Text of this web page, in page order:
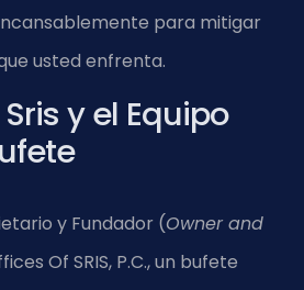
para mitigar
usted enfrenta.
y el Equipo
y Fundador (Owner and
Of SRIS, P.C., un bufete